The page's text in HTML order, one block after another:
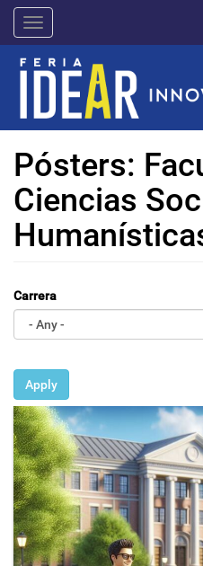
Pasar
contenido
principal
IDEAR
Pósters:
Ciencias
Carrera
Apply